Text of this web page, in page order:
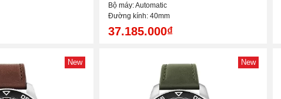
Bộ máy: Automatic
Đường kính: 40mm
37.185.000₫
New New